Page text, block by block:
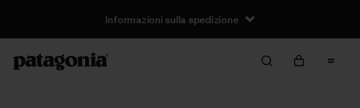
Informazioni sulla spedizione